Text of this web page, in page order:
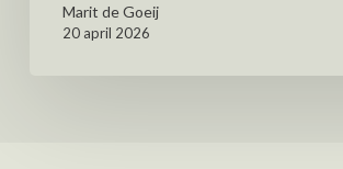
Marit de Goeij
20 april 2026